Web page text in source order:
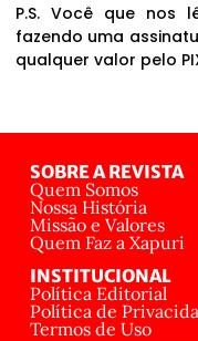
P.S. Você que nos
fazendo uma
qualquer valor pelo
SOBRE A REVISTA
Quem Somos
Nossa História
Missão e Valores
Quem Faz a Xapuri
INSTITUCIONAL
Política Editorial
Política de
Termos de Uso